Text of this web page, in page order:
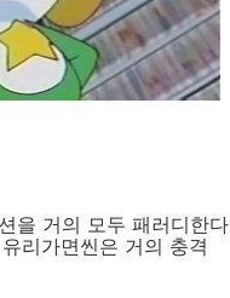
을 거의 모두 패러디한다
리가면씬은 거의 충격